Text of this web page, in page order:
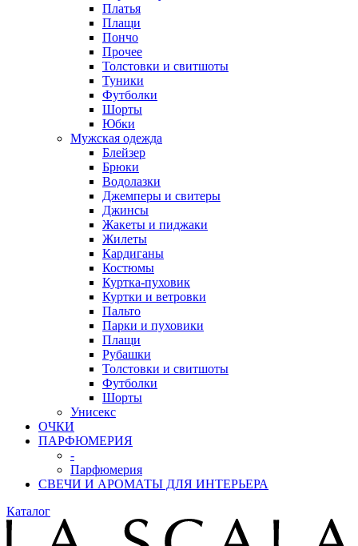
Платья
Плащи
Пончо
Прочее
Толстовки и свитшоты
Туники
Футболки
Шорты
Юбки
Мужская одежда
Блейзер
Брюки
Водолазки
Джемперы и свитеры
Джинсы
Жакеты и пиджаки
Жилеты
Кардиганы
Костюмы
Куртка-пуховик
Куртки и ветровки
Пальто
Парки и пуховики
Плащи
Рубашки
Толстовки и свитшоты
Футболки
Шорты
Унисекс
ОЧКИ
ПАРФЮМЕРИЯ
-
Парфюмерия
СВЕЧИ И АРОМАТЫ ДЛЯ ИНТЕРЬЕРА
Каталог